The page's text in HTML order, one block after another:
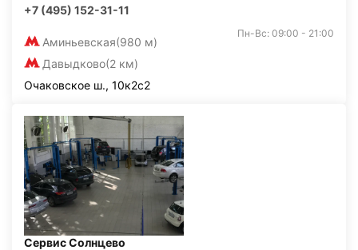
+7 (495) 152-31-11
Аминьевская(980 м)
Давыдково(2 км)
Пн-Вс: 09:00 - 21:00
Очаковское ш., 10к2с2
Сервис Солнцево